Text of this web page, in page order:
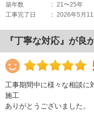
築年数
： 21〜25年
工事完了日
： 2026年5月11
『丁寧な対応』が良
工事期間中に様々な相談に
施工
ありがとうございました。